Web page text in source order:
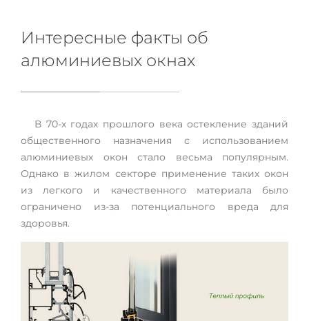
Интересные факты об
алюминиевых окнах
В 70-х годах прошлого века остекление зданий
общественного назначения с использованием
алюминиевых окон стало весьма популярным.
Однако в жилом секторе применение таких окон
из легкого и качественного материала было
ограничено из-за потенциального вреда для
здоровья.